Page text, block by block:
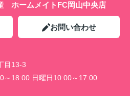
ホームメイトFC岡山中央店
お問い合わせ
目13-3
～18:00 日曜日10:00～17:00